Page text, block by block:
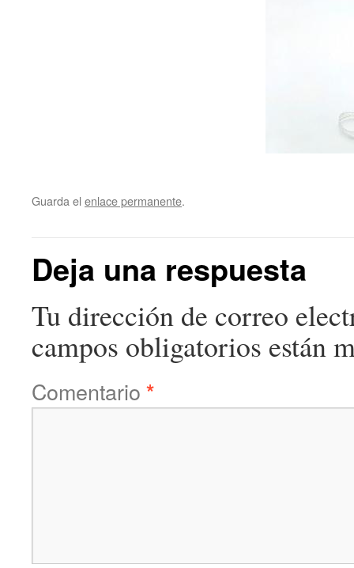
Guarda el enlace permanente.
Deja una respuesta
Tu dirección de correo
campos obligatorios están
Comentario *